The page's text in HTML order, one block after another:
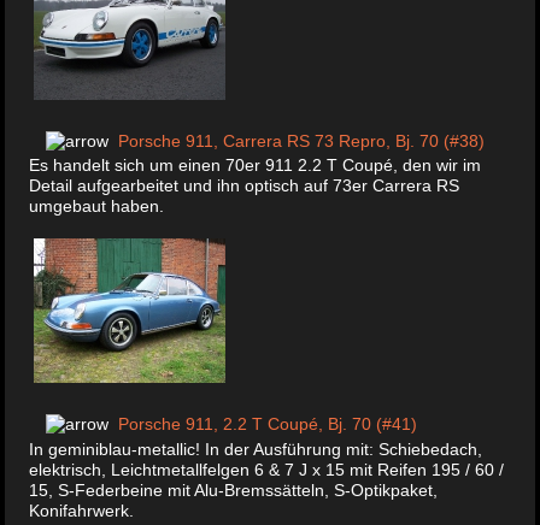
Porsche 911, Carrera RS 73 Repro, Bj. 70 (#38)
Es handelt sich um einen 70er 911 2.2 T Coupé, den wir im
Detail aufgearbeitet und ihn optisch auf 73er Carrera RS
umgebaut haben.
Porsche 911, 2.2 T Coupé, Bj. 70 (#41)
In geminiblau-metallic! In der Ausführung mit: Schiebedach,
elektrisch, Leichtmetallfelgen 6 & 7 J x 15 mit Reifen 195 / 60 /
15, S-Federbeine mit Alu-Bremssätteln, S-Optikpaket,
Konifahrwerk.